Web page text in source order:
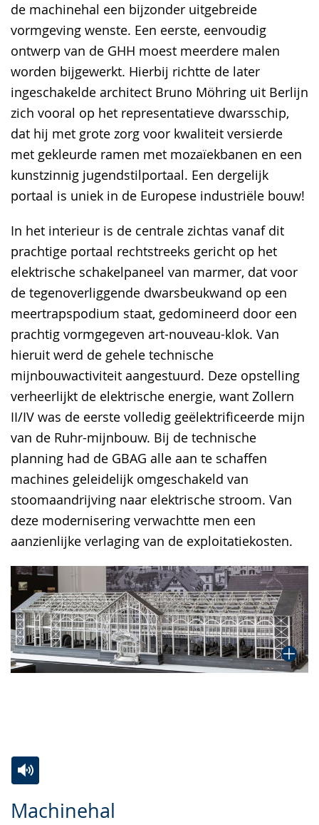
de machinehal een bijzonder uitgebreide
vormgeving wenste. Een eerste, eenvoudig
ontwerp van de GHH moest meerdere malen
worden bijgewerkt. Hierbij richtte de later
ingeschakelde architect Bruno Möhring uit Berlijn
zich vooral op het representatieve dwarsschip,
dat hij met grote zorg voor kwaliteit versierde
met gekleurde ramen met mozaïekbanen en een
kunstzinnig jugendstilportaal. Een dergelijk
portaal is uniek in de Europese industriële bouw!
In het interieur is de centrale zichtas vanaf dit
prachtige portaal rechtstreeks gericht op het
elektrische schakelpaneel van marmer, dat voor
de tegenoverliggende dwarsbeukwand op een
meertrapspodium staat, gedomineerd door een
prachtig vormgegeven art-nouveau-klok. Van
hieruit werd de gehele technische
mijnbouwactiviteit aangestuurd. Deze opstelling
verheerlijkt de elektrische energie, want Zollern
II/IV was de eerste volledig geëlektrificeerde mijn
van de Ruhr-mijnbouw. Bij de technische
planning had de GBAG alle aan te schaffen
machines geleidelijk omgeschakeld van
stoomaandrijving naar elektrische stroom. Van
deze modernisering verwachtte men een
aanzienlijke verlaging van de exploitatiekosten.
Machinehal
Leichten
Audio-
Video